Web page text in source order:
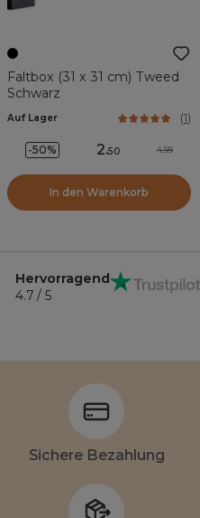
Faltbox (31 x 31 cm) Tweed
Schwarz
Auf Lager (1)
-50% 2.50 4.99
In den Warenkorb
Hervorragend
4.7 / 5
Sichere Bezahlung